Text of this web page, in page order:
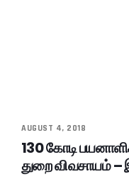
AUGUST 4, 2018
130 கோடி
துறை விவசாயம்